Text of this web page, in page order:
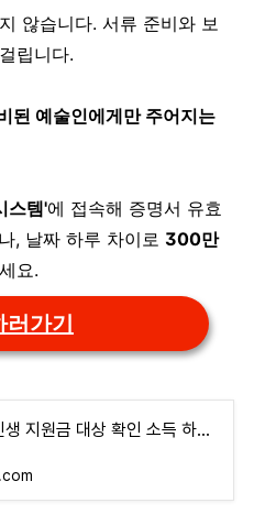
않습니다. 서류 준비와 보
립니다.
된 예술인에게만 주어지는
스템'에 접속해 증명서 유효
, 날짜 하루 차이로 300만
요.
러가기
고유가 피해 민생 지원금 대상 확인 소득 하위 70% 건보료 기준은?